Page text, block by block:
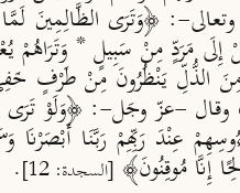
: ﴿وَتَرَى الظَّالِمِينَ لَمَّا
إِلَى مَرَدٍّ مِنْ سَبِيلٍ * وَتَرَاهُمْ
الذُّلِّ يَنْظُرُونَ مِنْ طَرْفٍ
وقال -عزّ وجَل-: ﴿وَلَوْ تَرَى
عِنْدَ رَبِّهِمْ رَبَّنَا أَبْصَرْنَا
إِنَّا مُوقِنُونَ﴾[السجدة: 12] .